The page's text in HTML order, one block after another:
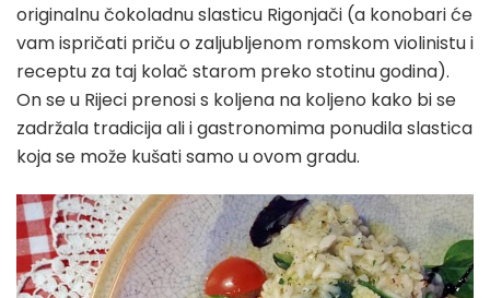
originalnu čokoladnu slasticu Rigonjači (a konobari će
vam ispričati priču o zaljubljenom romskom violinistu i
receptu za taj kolač starom preko stotinu godina).
On se u Rijeci prenosi s koljena na koljeno kako bi se
zadržala tradicija ali i gastronomima ponudila slastica
koja se može kušati samo u ovom gradu.